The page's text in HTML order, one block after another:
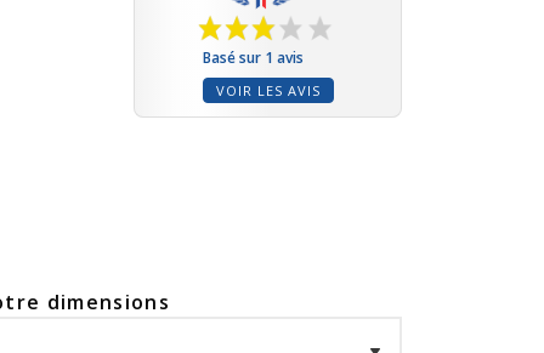
Basé sur 1 avis
VOIR LES AVIS
dimensions